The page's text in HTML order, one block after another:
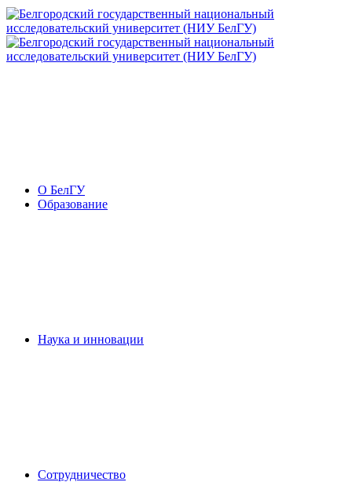
О БелГУ
Образование
Наука и инновации
Сотрудничество